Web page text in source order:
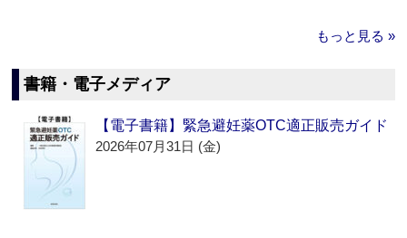
もっと見る »
書籍・電子メディア
【電子書籍】緊急避妊薬OTC適正販売ガイド
2026年07月31日 (金)